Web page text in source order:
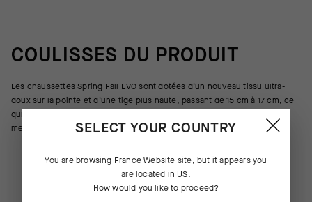
COULISSES DU PRODUIT
Les chaussettes Spring Fall EVO sont dotées d’un nouveau tissu ultra-
doux sur la pointe et d’une tige plus haute, passant de 15 cm à 17 cm, ce
qui réduit l’espace entre les chaussettes et les collants et offre une
meilleure protection.SELECT YOUR COUNTRY
You are browsing France Website site, but it appears you
are located in US.
How would you like to proceed?